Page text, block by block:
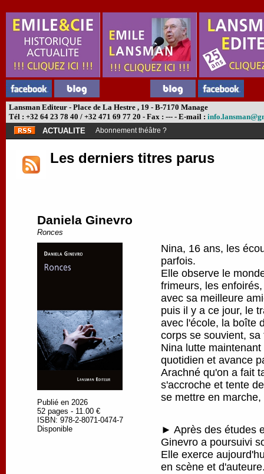
Lansman Editeur - Place de La Hestre , 19 - B-7170 Manage
Tél : +32 64 23 78 40 / +32 471 69 77 20 - Fax : --- - E-mail :
ACTUALITE
Abonnement théâtre ?
Les derniers titres parus
Daniela Ginevro
Ronces
Publié en 2026
52 pages - 11.00 €
ISBN: 978-2-8071-0474-7
Disponible
Nina, 16 ans, les
parfois.
Elle observe le
frimeurs, les
avec sa meilleure
puis il y a ce jour, le
avec l'école, la boîte
corps se souvient,
Nina lutte
quotidien et avance
Arachné qu'on a fait
s'accroche et tente
se mettre en
► Après des études
Ginevro a poursuivi
Elle exerce
en scène et